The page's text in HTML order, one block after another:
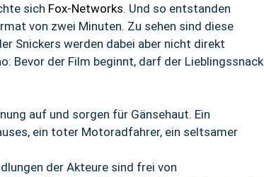
sich Fox-Networks. Und so entstanden
von zwei Minuten. Zu sehen sind diese
Snickers werden dabei aber nicht direkt
Bevor der Film beginnt, darf der Lieblingssnack
auf und sorgen für Gänsehaut. Ein
ein toter Motoradfahrer, ein seltsamer
der Akteure sind frei von